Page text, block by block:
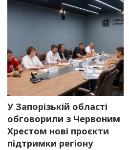
У Запорізькій області
обговорили з Червоним
Хрестом нові проєкти
підтримки регіону